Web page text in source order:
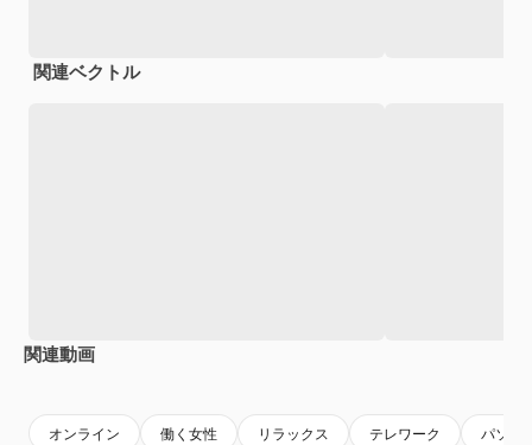
関連ベクトル
関連動画
オンライン 働く女性 リラックス テレワーク パソコ